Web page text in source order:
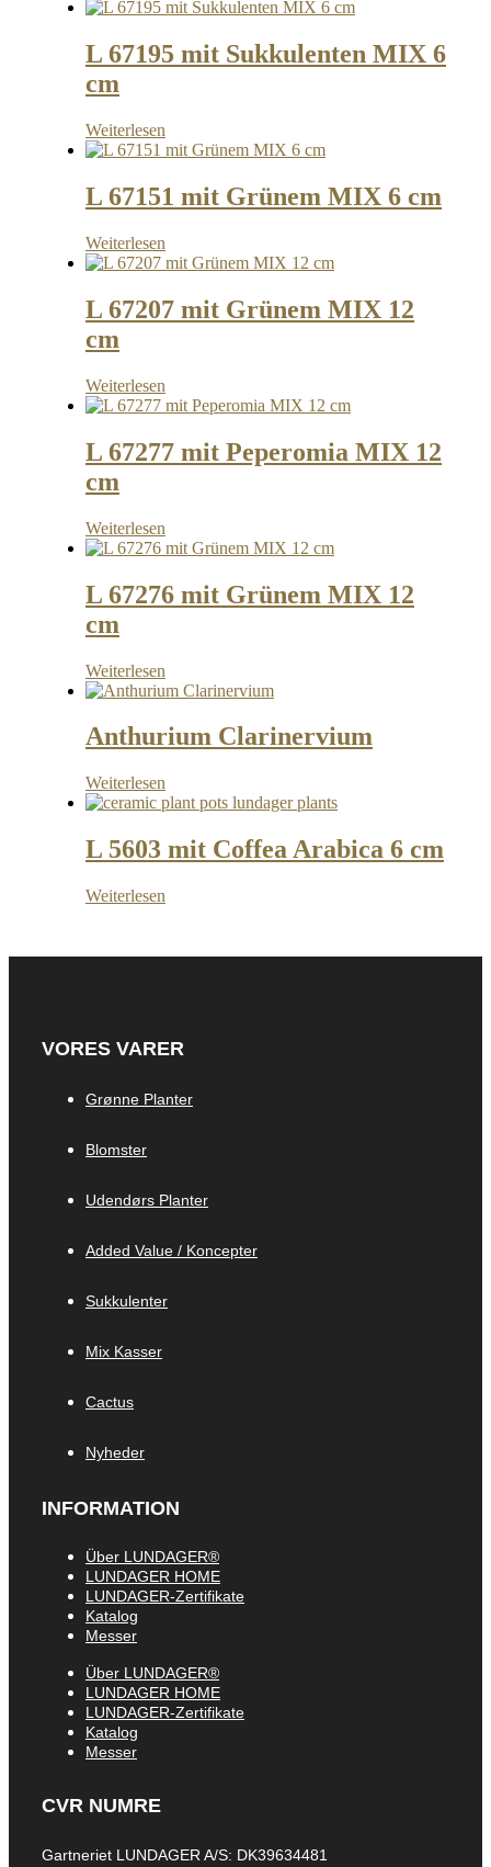
L 67195 mit Sukkulenten MIX 6
cm
Weiterlesen
L 67151 mit Grünem MIX 6 cm
Weiterlesen
L 67207 mit Grünem MIX 12
cm
Weiterlesen
L 67277 mit Peperomia MIX 12
cm
Weiterlesen
L 67276 mit Grünem MIX 12
cm
Weiterlesen
Anthurium Clarinervium
Weiterlesen
L 5603 mit Coffea Arabica 6 cm
Weiterlesen
VORES VARER
Grønne Planter
Blomster
Udendørs Planter
Added Value / Koncepter
Sukkulenter
Mix Kasser
Cactus
Nyheder
INFORMATION
Über LUNDAGER®
LUNDAGER HOME
LUNDAGER-Zertifikate
Katalog
Messer
Über LUNDAGER®
LUNDAGER HOME
LUNDAGER-Zertifikate
Katalog
Messer
CVR NUMRE
Gartneriet LUNDAGER A/S: DK39634481